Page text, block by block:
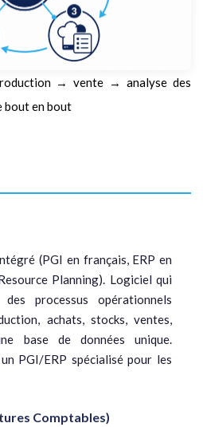
→ vente → analyse des
bout en bout
(PGI en français, ERP en
Planning). Logiciel qui
des processus opérationnels
achats, stocks, ventes,
base de données unique.
PGI/ERP spécialisé pour les
Comptables)